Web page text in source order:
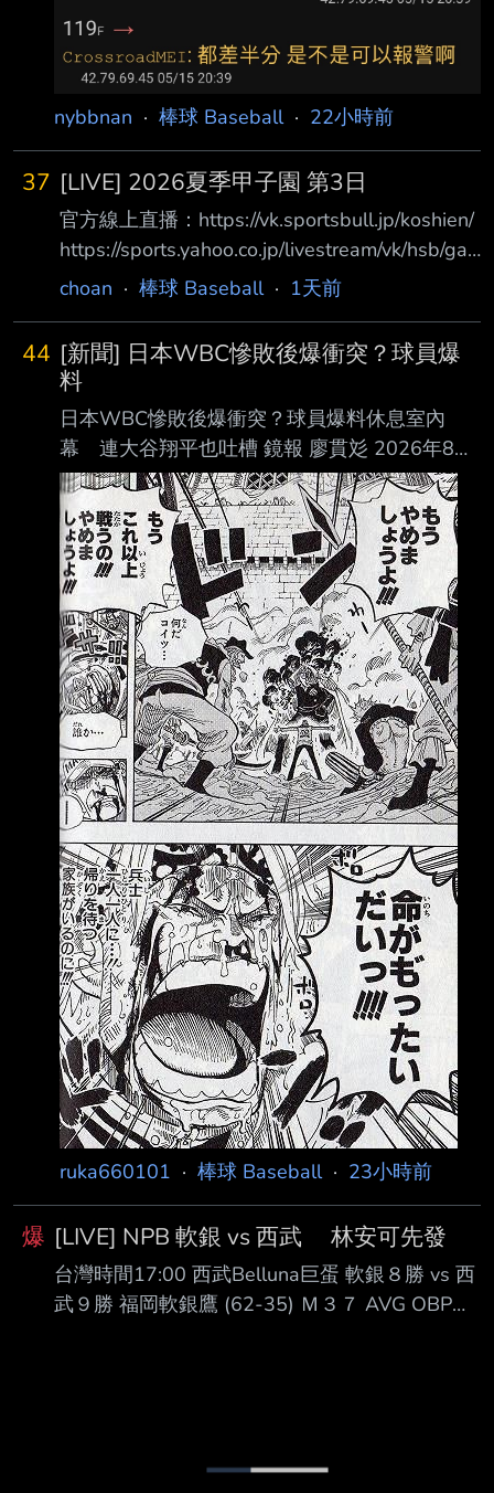
nybbnan · 棒球 Baseball· 22小時前
37 [LIVE] 2026夏季甲子園 第3日
官方線上直播：https://vk.sportsbull.jp/koshien/
https://sports.yahoo.co.jp/livestream/vk/hsb/ga
mes/live 第3日目 8月7日（金） 07:00 第1試合
価 Ｃ Ｂ Ｂ Ｂ Ｂ Ｃ Ｂ Ｂ Ｃ Ｂ 12:30 第2試合
八幡商(滋賀) 1 － 7 健大高崎(群馬) 體育報評価
Ｃ Ｂ Ｃ Ｃ Ｃ Ｂ Ａ Ｂ Ｂ Ｂ 15:00 第3試合 立
命館宇治(京都) 3 －
choan · 棒球 Baseball· 1天前
44 [新聞] 日本WBC慘敗後爆衝突？球員爆
料
日本WBC慘敗後爆衝突？球員爆料休息室內
幕 連大谷翔平也吐槽 鏡報 廖貫彣 2026年8月
7日週五 下午1:20 2026年世界棒球經典賽
（WBC）日本隊止步8強，寫下隊史最差成績
後，井端弘和也卸下監 督職務，之後將由井口
資仁接任。《週刊文春》近日刊出多名匿名國手
爆料，直指井端執 教期間最大的問題在於「溝
通不足」，不僅指揮系統混亂，輸給委內瑞拉
後，休息室更一 度爆發衝突，甚至有球員當場
怒喊「不要再說了！」，最終日本武士隊就在低
迷氣氛中解 散。 《週刊文春》訪問4名參與本屆
WBC的日本隊球員，多人將矛頭指向
ruka660101 · 棒球 Baseball· 23小時前
爆 [LIVE] NPB 軟銀 vs 西武 林安可先發
台灣時間17:00 西武Belluna巨蛋 軟銀８勝 vs 西
武９勝 福岡軟銀鷹 (62-35) Ｍ３７ AVG OBP